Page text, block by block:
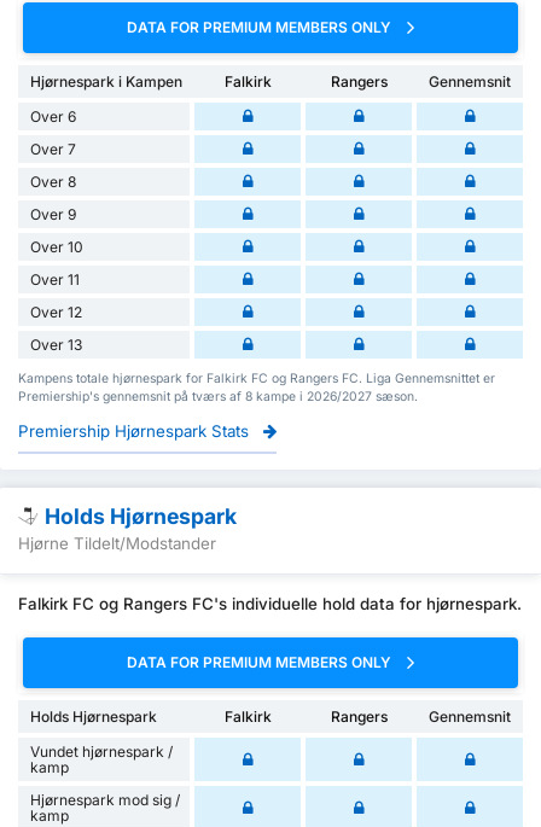
DATA FOR PREMIUM MEMBERS ONLY
Hjørnespark i Kampen Falkirk Rangers
Gennemsnit
Over 6
Over 7
Over 8
Over 9
Over 10
Over 11
Over 12
Over 13
Kampens totale hjørnespark for Falkirk FC og Rangers FC. Liga Gennemsnittet er
Premiership's gennemsnit på tværs af 8 kampe i 2026/2027 sæson.
Premiership Hjørnespark Stats
Holds Hjørnespark
Hjørne Tildelt/Modstander
Falkirk FC og Rangers FC's individuelle hold data for hjørnespark.
DATA FOR PREMIUM MEMBERS ONLY
Holds Hjørnespark Falkirk Rangers
Gennemsnit
Vundet hjørnespark /
kamp
Hjørnespark mod sig /
kamp